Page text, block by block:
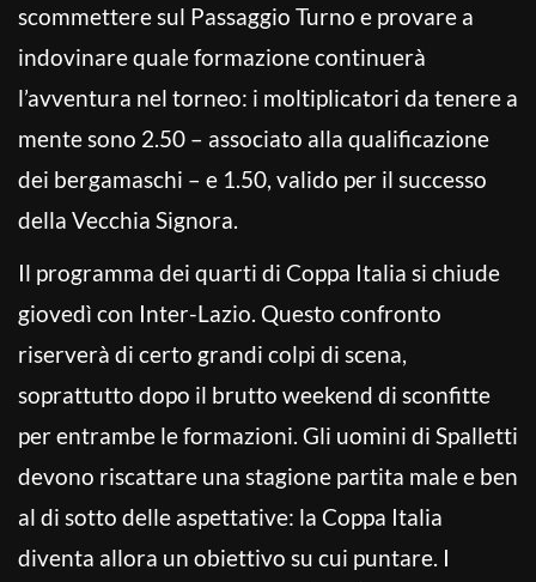
scommettere sul Passaggio Turno e provare a
indovinare quale formazione continuerà
l’avventura nel torneo: i moltiplicatori da tenere a
mente sono 2.50 – associato alla qualificazione
dei bergamaschi – e 1.50, valido per il successo
della Vecchia Signora.
Il programma dei quarti di Coppa Italia si chiude
giovedì con Inter-Lazio. Questo confronto
riserverà di certo grandi colpi di scena,
soprattutto dopo il brutto weekend di sconfitte
per entrambe le formazioni. Gli uomini di Spalletti
devono riscattare una stagione partita male e ben
al di sotto delle aspettative: la Coppa Italia
diventa allora un obiettivo su cui puntare. I